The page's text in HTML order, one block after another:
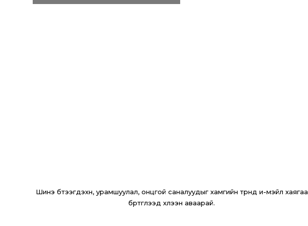
Шинэ бүтээгдэхүүн, урамшуулал, онцгой саналуудыг хамгийн түрүүнд и-мэйл хаягаа
бүртгүүлээд хүлээн аваарай.